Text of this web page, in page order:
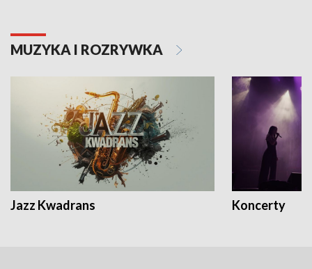
MUZYKA I ROZRYWKA
Jazz Kwadrans Koncerty